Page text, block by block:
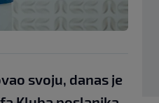
svoju, danas je